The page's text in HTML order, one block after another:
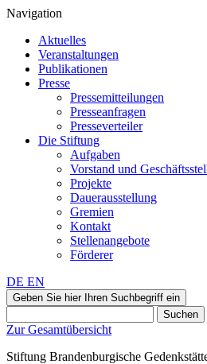
Navigation
Aktuelles
Veranstaltungen
Publikationen
Presse
Pressemitteilungen
Presseanfragen
Presseverteiler
Die Stiftung
Aufgaben
Vorstand und
Projekte
Dauerausstellung
Gremien
Kontakt
Stellenangebote
Förderer
DE EN
Geben Sie hier Ihren Suchbegriff ein
Suchen
Zur Gesamtübersicht
Stiftung Brandenburgische